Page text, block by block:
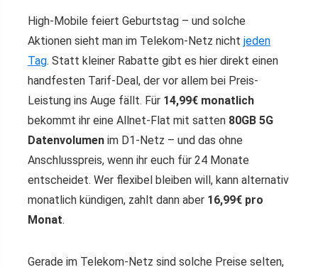
High-Mobile feiert Geburtstag – und solche
Aktionen sieht man im Telekom-Netz nicht jeden
Tag. Statt kleiner Rabatte gibt es hier direkt einen
handfesten Tarif-Deal, der vor allem bei Preis-
Leistung ins Auge fällt. Für 14,99€ monatlich
bekommt ihr eine Allnet-Flat mit satten 80GB 5G
Datenvolumen im D1-Netz – und das ohne
Anschlusspreis, wenn ihr euch für 24 Monate
entscheidet. Wer flexibel bleiben will, kann alternativ
monatlich kündigen, zahlt dann aber 16,99€ pro
Monat.
Gerade im Telekom-Netz sind solche Preise selten,